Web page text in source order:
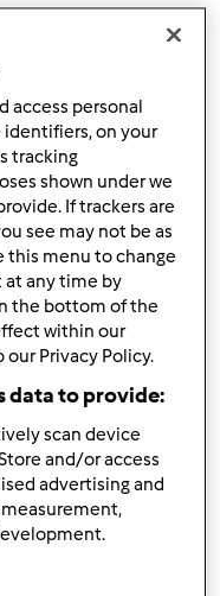
: 05.06.2025
#1
additivi dipende dai
le istruzioni, si
e sperimenta,
sperimentare e
commentare
: 05.05.2025
access personal
identifiers, on your
tracking
shown under we
If trackers are
see may not be as
this menu to change
at any time by
the bottom of the
within our
Privacy Policy.
data to provide:
scan device
and/or access
advertising and